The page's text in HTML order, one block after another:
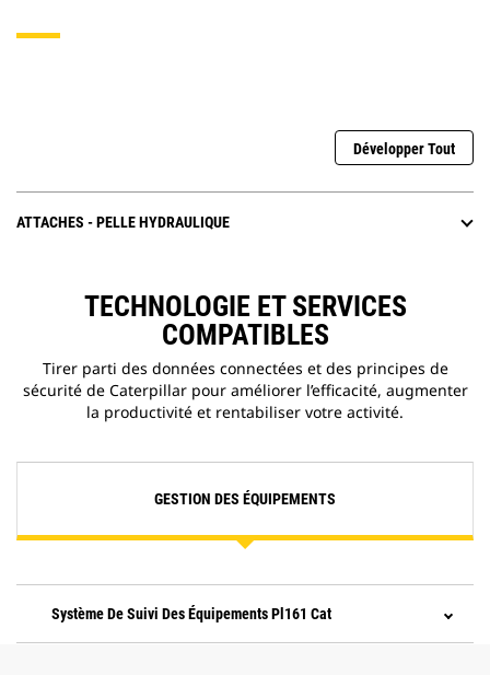
Développer Tout
ATTACHES - PELLE HYDRAULIQUE
TECHNOLOGIE ET SERVICES
COMPATIBLES
Tirer parti des données connectées et des principes de
sécurité de Caterpillar pour améliorer l’efficacité, augmenter
la productivité et rentabiliser votre activité.
GESTION DES ÉQUIPEMENTS
Système De Suivi Des Équipements Pl161 Cat